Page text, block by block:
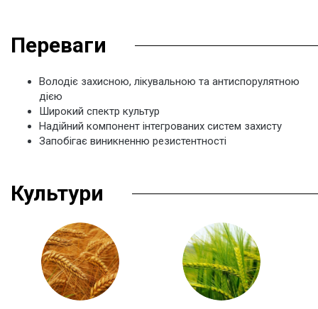
Переваги
Володіє захисною, лікувальною та антиспорулятною
дією
Широкий спектр культур
Надійний компонент інтегрованих систем захисту
Запобігає виникненню резистентності
Культури